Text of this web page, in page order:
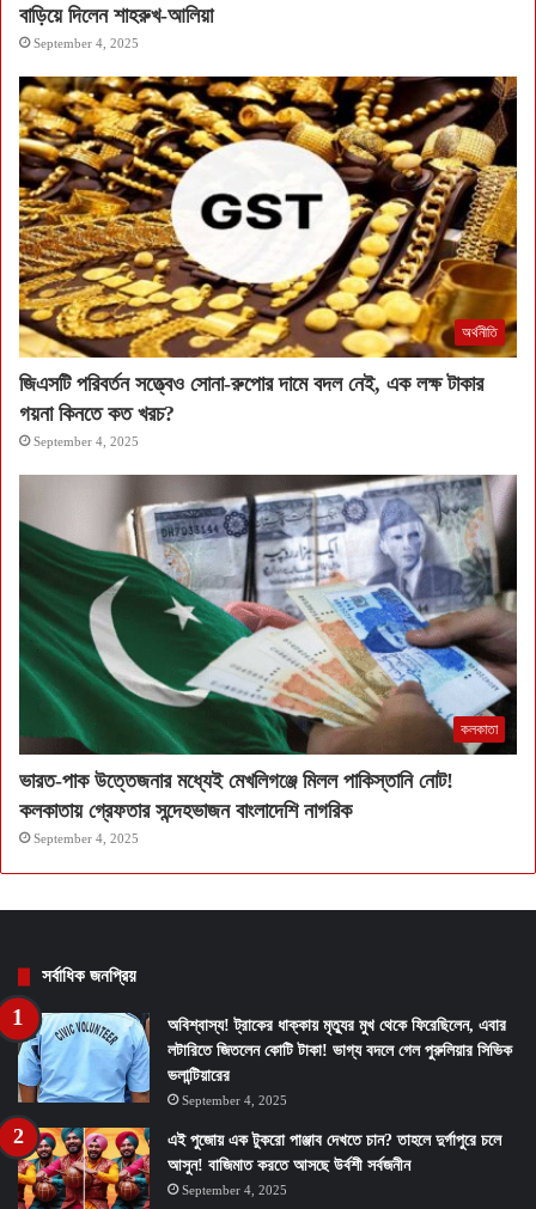
বাড়িয়ে দিলেন শাহরুখ-আলিয়া
September 4, 2025
অর্থনীতি
জিএসটি পরিবর্তন সত্ত্বেও সোনা-রুপোর দামে বদল নেই, এক লক্ষ টাকার
গয়না কিনতে কত খরচ?
September 4, 2025
কলকাতা
ভারত-পাক উত্তেজনার মধ্যেই মেখলিগঞ্জে মিলল পাকিস্তানি নোট!
কলকাতায় গ্রেফতার সন্দেহভাজন বাংলাদেশি নাগরিক
September 4, 2025
সর্বাধিক জনপ্রিয়
অবিশ্বাস্য! ট্রাকের ধাক্কায় মৃত্যুর মুখ থেকে ফিরেছিলেন, এবার
লটারিতে জিতলেন কোটি টাকা! ভাগ্য বদলে গেল পুরুলিয়ার সিভিক
ভলান্টিয়ারের
September 4, 2025
এই পুজোয় এক টুকরো পাঞ্জাব দেখতে চান? তাহলে দুর্গাপুরে চলে
আসুন! বাজিমাত করতে আসছে উর্বশী সর্বজনীন
September 4, 2025